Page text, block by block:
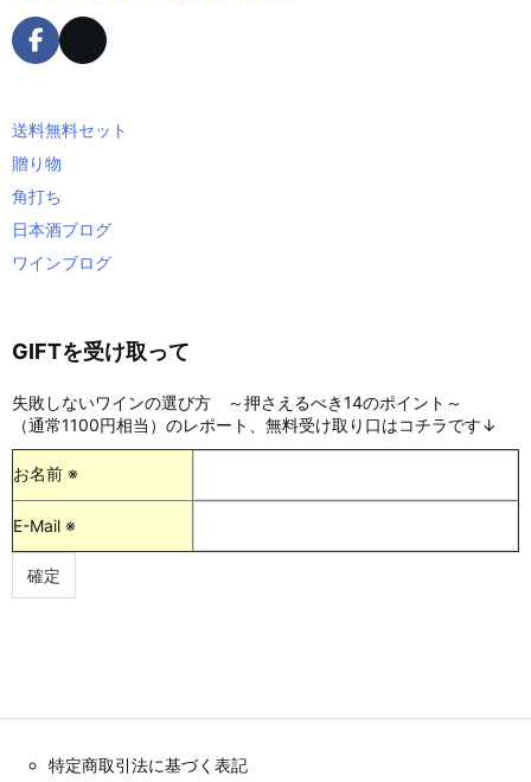
送料無料セット
贈り物
角打ち
日本酒ブログ
ワインブログ
GIFTを受け取って
失敗しないワインの選び方 ～押さえるべき14のポイント～
（通常1100円相当）のレポート、無料受け取り口はコチラです↓
お名前 ※
E-Mail ※
特定商取引法に基づく表記